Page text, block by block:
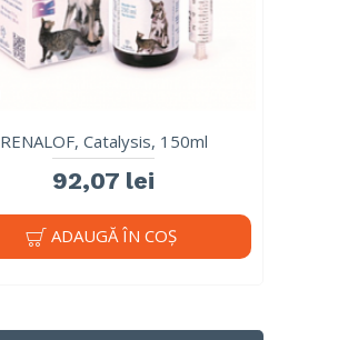
RENALOF, Catalysis, 150ml
92,07 lei
ADAUGĂ ÎN COŞ